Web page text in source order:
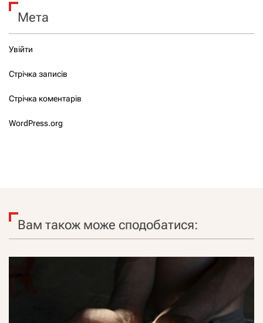
Мета
Увійти
Стрічка записів
Стрічка коментарів
WordPress.org
Вам також може сподобатися: